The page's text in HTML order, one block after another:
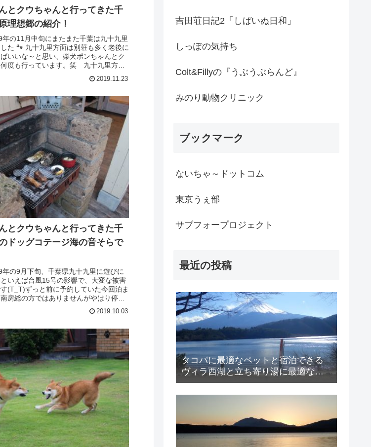
とクウちゃんと行ってきた千
理想郷の紹介！
年の11月中旬にまたまた千葉は九十九里
た 🐾 九十九里方面は別荘も多く老後に
いいな～と思い、柴犬ポンちゃんとク
度も行っています。笑 九十九里方面
2019.11.23
とクウちゃんと行ってきた千
ドッグコテージ海の音そらで
年の9月下旬、千葉県九十九里に遊びに
いえば台風15号の影響で、大変な被害
(T_T)ずっと前に予約していた今回泊ま
房総の方ではありませんがやはり停電
2019.10.03
吉田荘日記2「しばいぬ日和」
しっぽの気持ち
Colt&Fillyの『うぶうぶらんど』
みのり動物クリニック
ブックマーク
ないちゃ～ドットコム
東京うぇ部
サブフォープロジェクト
最近の投稿
タコパに最適なペットと宿泊できる
ヴィラ西湖と立ち寄り湯に最適ない
ずみの湯、絶景の富士山のご紹介！